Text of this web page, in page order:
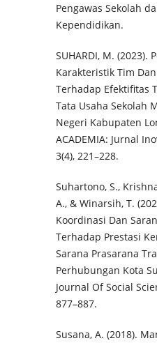
Pengawas Sekolah
Kependidikan.
SUHARDI, M. (2023).
Karakteristik Tim
Terhadap Efektifitas
Tata Usaha Sekolah
Negeri Kabupaten
ACADEMIA: Jurnal
3(4), 221–228.
Suhartono, S.,
A., & Winarsih, T.
Koordinasi Dan
Terhadap Prestasi
Sarana Prasarana
Perhubungan Kota
Journal Of Social
877–887.
Susana, A. (2018).